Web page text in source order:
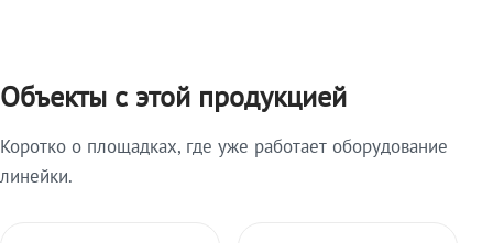
Объекты с этой продукцией
Коротко о площадках, где уже работает оборудование
линейки.